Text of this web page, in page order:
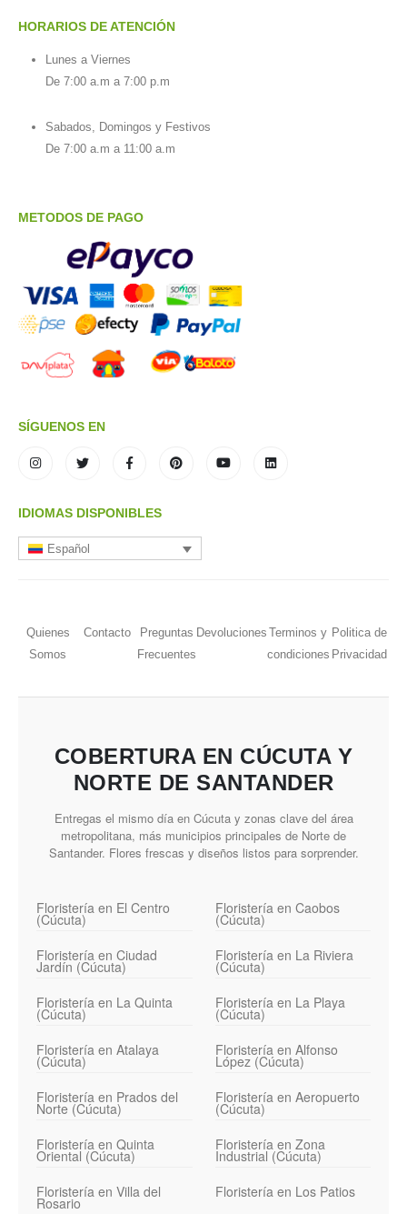
HORARIOS DE ATENCIÓN
Lunes a Viernes
De 7:00 a.m a 7:00 p.m
Sabados, Domingos y Festivos
De 7:00 a.m a 11:00 a.m
METODOS DE PAGO
SÍGUENOS EN
IDIOMAS DISPONIBLES
Español
Quienes
Somos
Contacto
Preguntas
Frecuentes
Devoluciones Terminos y
condiciones
Politica de
Privacidad
COBERTURA EN CÚCUTA Y
NORTE DE SANTANDER
Entregas el mismo día en Cúcuta y zonas clave del área
metropolitana, más municipios principales de Norte de
Santander. Flores frescas y diseños listos para sorprender.
Floristería en El Centro
(Cúcuta)
Floristería en Caobos
(Cúcuta)
Floristería en Ciudad
Jardín (Cúcuta)
Floristería en La Riviera
(Cúcuta)
Floristería en La Quinta
(Cúcuta)
Floristería en La Playa
(Cúcuta)
Floristería en Atalaya
(Cúcuta)
Floristería en Alfonso
López (Cúcuta)
Floristería en Prados del
Norte (Cúcuta)
Floristería en Aeropuerto
(Cúcuta)
Floristería en Quinta
Oriental (Cúcuta)
Floristería en Zona
Industrial (Cúcuta)
Floristería en Villa del
Rosario
Floristería en Los Patios